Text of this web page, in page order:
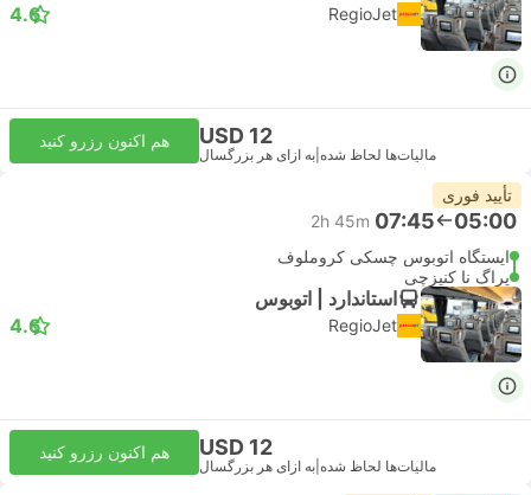
RegioJet
4.6
USD 12
مالیات‌ها لحاظ شده به ازای هر بزرگسال
هم اکنون رزرو کنید
تأیید فوری
05:00
07:45
2h 45m
ایستگاه اتوبوس چسکی کروملوف
پراگ نا کنیزچی
استاندارد | اتوبوس
RegioJet
4.6
USD 12
مالیات‌ها لحاظ شده به ازای هر بزرگسال
هم اکنون رزرو کنید